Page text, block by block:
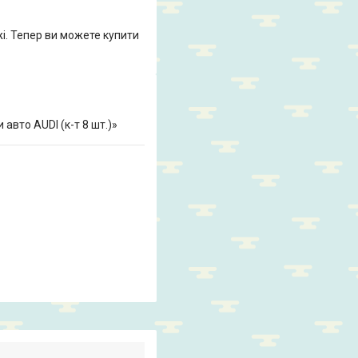
Тепер ви можете купити
авто AUDI (к-т 8 шт.)»